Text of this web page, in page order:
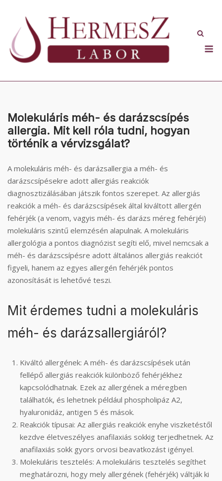
content
Molekuláris méh- és darázscsípés
allergia. Mit kell róla tudni, hogyan
történik a vérvizsgálat?
A molekuláris méh- és darázsallergia a méh- és
darázscsípésekre adott allergiás reakciók
diagnosztizálásában játszik fontos szerepet. Az allergiás
reakciók a méh- és darázscsípések által kiváltott allergén
fehérjék (a venom, vagyis méh- és darázs méreg fehérjéi)
molekuláris szintű elemzésén alapulnak. A molekuláris
allergológia a pontos diagnózist segíti elő, mivel nemcsak a
méh- és darázscsípésre adott általános allergiás reakciót
figyeli, hanem az egyes allergén fehérjék pontos
azonosítását is lehetővé teszi.
Mit érdemes tudni a molekuláris
méh- és darázsallergiáról?
Kiváltó allergének: A méh- és darázscsípések után
fellépő allergiás reakciók különböző fehérjékhez
kapcsolódhatnak. Ezek az allergének a méregben
találhatók, és lehetnek például phospholipáz A2,
hyaluronidáz, antigen 5 és mások.
Reakciók típusai: Az allergiás reakciók enyhe viszketéstől
kezdve életveszélyes anafilaxiás sokkig terjedhetnek. Az
anafilaxiás sokk gyors orvosi beavatkozást igényel.
Molekuláris tesztelés: A molekuláris tesztelés segíthet
meghatározni, hogy mely allergének (fehérjék) váltják ki